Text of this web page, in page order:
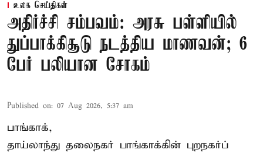
உலக செய்திகள்
அதிர்ச்சி சம்பவம்: அரசு பள்ளியில்
துப்பாக்கிசூடு நடத்திய மாணவன்; 6
பேர் பலியான சோகம்
Published on: 07 Aug 2026, 5:37 am
பாங்காக்,
தாய்லாந்து தலைநகர் பாங்காக்கின் புறநகர்ப்